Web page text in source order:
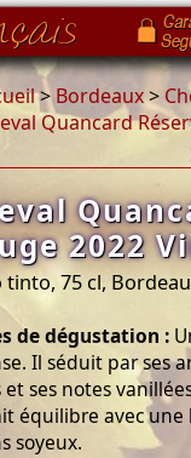
>Bordeaux>
Quancard
2022
tinto, 75 cl,
de dégustation :
Il séduit par ses
et ses notes
équilibre avec
soyeux.